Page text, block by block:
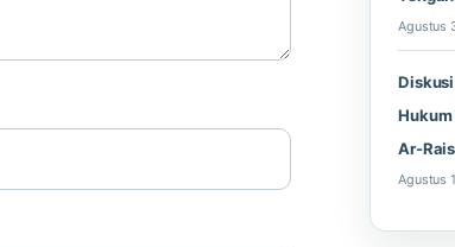
Agustus
Ar-
Agustus